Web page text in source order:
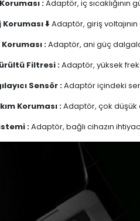
:Adaptör, iç sıcaklığının
⬇️Adaptör, giriş
:Adaptör, ani güç
Filtresi :Adaptör, yüksek
Sensör :Adaptör içindeki
Koruması :Adaptör, çok düşük
:Adaptör, bağlı cihazın